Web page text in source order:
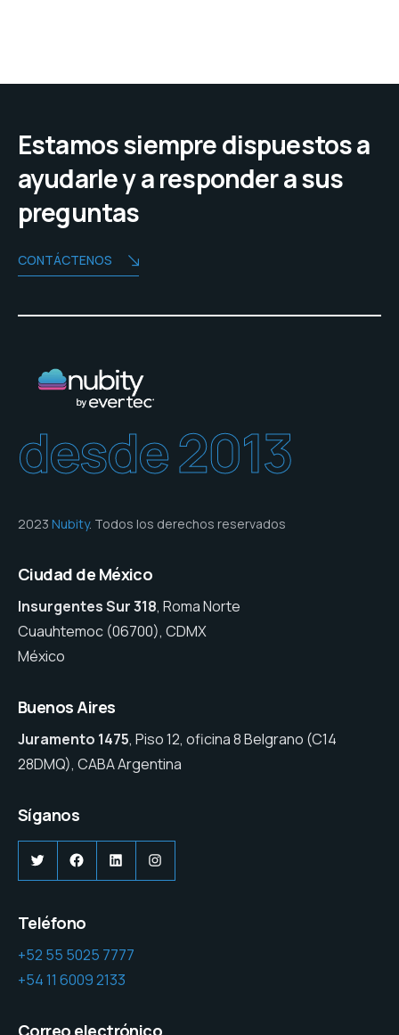
Estamos siempre dispuestos a
ayudarle y a responder a sus
preguntas
CONTÁCTENOS
desde 2013
2023 Nubity. Todos los derechos reservados
Ciudad de México
Insurgentes Sur 318, Roma Norte
Cuauhtemoc (06700), CDMX
México
Buenos Aires
Juramento 1475, Piso 12, oficina 8 Belgrano (C14
28DMQ), CABA Argentina
Síganos
TwitterFacebook
LinkedInInstagram
Teléfono
+52 55 5025 7777
+54 11 6009 2133
Correo electrónico